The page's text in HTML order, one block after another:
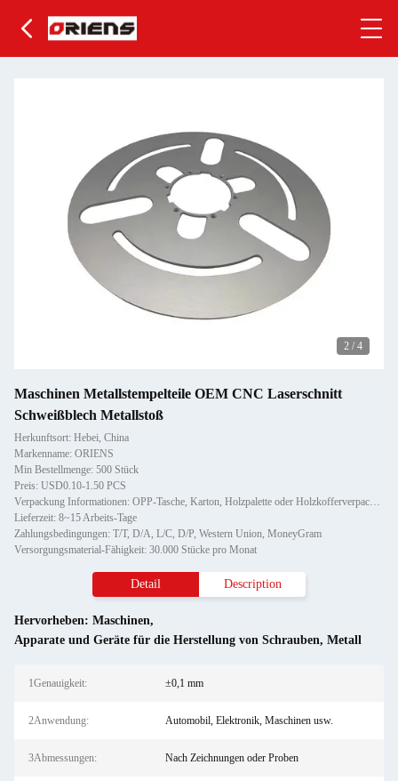
2 / 4
Maschinen Metallstempelteile OEM CNC Laserschnitt
Schweißblech Metallstoß
Herkunftsort: Hebei, China
Markenname: ORIENS
Min Bestellmenge: 500 Stück
Preis: USD0.10-1.50 PCS
Verpackung Informationen: OPP-Tasche, Karton, Holzpalette oder Holzkofferverpackung, können maßgeschneiderte Etiketten liefern
Lieferzeit: 8~15 Arbeits-Tage
Zahlungsbedingungen: T/T, D/A, L/C, D/P, Western Union, MoneyGram
Versorgungsmaterial-Fähigkeit: 30.000 Stücke pro Monat
Detail Description
Hervorheben: Maschinen,
Apparate und Geräte für die Herstellung von Schrauben, Metall
1Genauigkeit: ±0,1 mm
2Anwendung: Automobil, Elektronik, Maschinen usw.
3Abmessungen: Nach Zeichnungen oder Proben